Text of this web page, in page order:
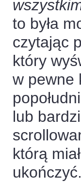
to była
czytając
który
w pewne
lub
którą
ukończyć.